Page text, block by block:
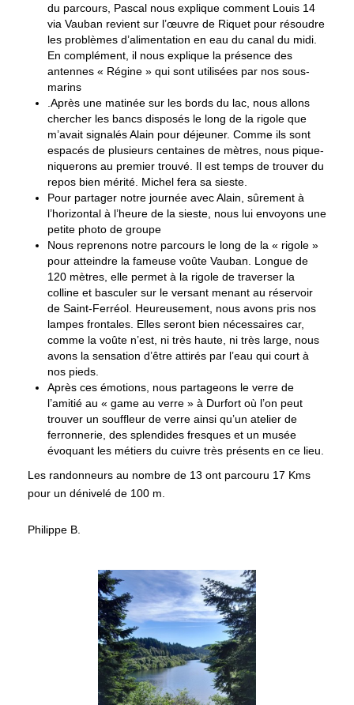
du parcours, Pascal nous explique comment Louis 14
via Vauban revient sur l’œuvre de Riquet pour résoudre
les problèmes d’alimentation en eau du canal du midi.
En complément, il nous explique la présence des
antennes « Régine » qui sont utilisées par nos sous-
marins
.Après une matinée sur les bords du lac, nous allons
chercher les bancs disposés le long de la rigole que
m’avait signalés Alain pour déjeuner. Comme ils sont
espacés de plusieurs centaines de mètres, nous pique-
niquerons au premier trouvé. Il est temps de trouver du
repos bien mérité. Michel fera sa sieste.
Pour partager notre journée avec Alain, sûrement à
l’horizontal à l’heure de la sieste, nous lui envoyons une
petite photo de groupe
Nous reprenons notre parcours le long de la « rigole »
pour atteindre la fameuse voûte Vauban. Longue de
120 mètres, elle permet à la rigole de traverser la
colline et basculer sur le versant menant au réservoir
de Saint-Ferréol. Heureusement, nous avons pris nos
lampes frontales. Elles seront bien nécessaires car,
comme la voûte n’est, ni très haute, ni très large, nous
avons la sensation d’être attirés par l’eau qui court à
nos pieds.
Après ces émotions, nous partageons le verre de
l’amitié au « game au verre » à Durfort où l’on peut
trouver un souffleur de verre ainsi qu’un atelier de
ferronnerie, des splendides fresques et un musée
évoquant les métiers du cuivre très présents en ce lieu.
Les randonneurs au nombre de 13 ont parcouru 17 Kms
pour un dénivelé de 100 m.
Philippe B.